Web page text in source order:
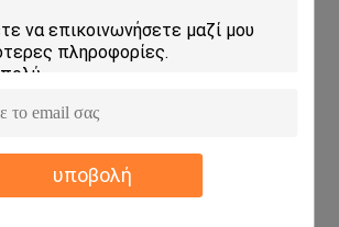
υποβολή
αυτόματη
1500 φύλλα
τοίχων από την Shandong chuangxin,
είναι ένα εξαιρετικά αποτελεσματικό και
κατασκευής.Με την προηγμένη
υλικά υψηλής ποιότητας, αυτό το μηχάνημα
υψηλής ποιότητας τοίχους που είναι